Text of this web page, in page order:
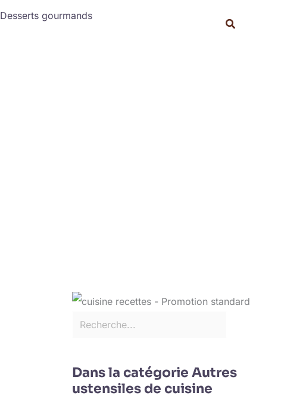
Desserts gourmands
Rechercher
Dans la catégorie Autres
ustensiles de cuisine